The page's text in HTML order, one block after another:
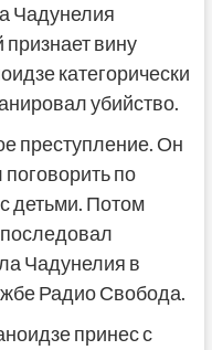
Чадунелия
вину
категорически
убийство.
преступление. Он
поговорить по
детьми. Потом
Чадунелия в
Радио Свобода.
принес с